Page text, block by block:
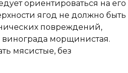
ориентироваться на его
ягод не должно быть
повреждений,
морщинистая.
мясистые, без